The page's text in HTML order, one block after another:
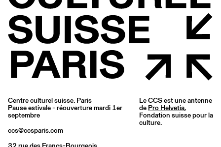
Centre culturel suisse. Paris
Pause estivale - réouverture mardi 1er
septembre
ccs@ccsparis.com
Le CCS est une antenne
de Pro Helvetia,
Fondation suisse pour la
culture.